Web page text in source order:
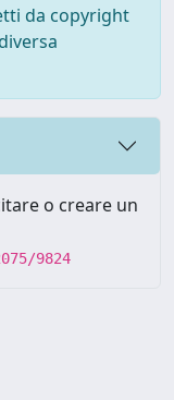
da copyright
o creare un
9824